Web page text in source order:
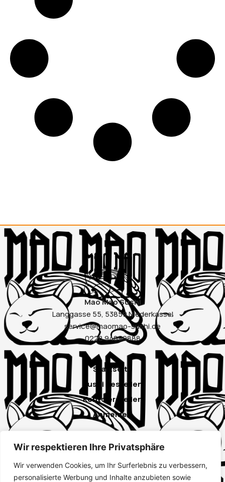
Wir respektieren Ihre Privatsphäre
Wir verwenden Cookies, um Ihr Surferlebnis zu verbessern,
personalisierte Werbung und Inhalte anzubieten sowie
Startseite
Sushi bestellen
Konto erstellen
Anmelden
Mao Mao Sushi
Langgasse 55, 53859 Niederkassel
service@maomao-sushi.de
0228 94899888
Instagram
Google